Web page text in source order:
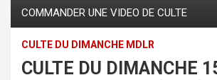
COMMANDER UNE VIDEO DE CULTE
CULTE DU DIMANCHE MDLR
CULTE DU DIMANCHE